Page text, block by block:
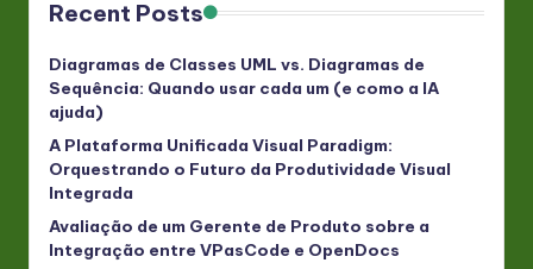
Recent Posts
Diagramas de Classes UML vs. Diagramas de
Sequência: Quando usar cada um (e como a IA
ajuda)
A Plataforma Unificada Visual Paradigm:
Orquestrando o Futuro da Produtividade Visual
Integrada
Avaliação de um Gerente de Produto sobre a
Integração entre VPasCode e OpenDocs